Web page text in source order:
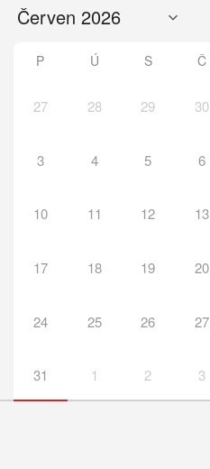
P Ú S Č
27 28 29 30
3 4 5 6
10 11 12 13
17 18 19 20
24 25 26 27
31 1 2 3